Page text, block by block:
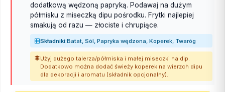
dodatkową wędzoną papryką. Podawaj na dużym
półmisku z miseczką dipu pośrodku. Frytki najlepiej
smakują od razu — złociste i chrupiące.
Składniki:Batat, Sól, Papryka wędzona, Koperek, Twaróg
Użyj dużego talerza/półmiska i małej miseczki na dip.
Dodatkowo można dodać świeży koperek na wierzch dipu
dla dekoracji i aromatu (składnik opcjonalny).